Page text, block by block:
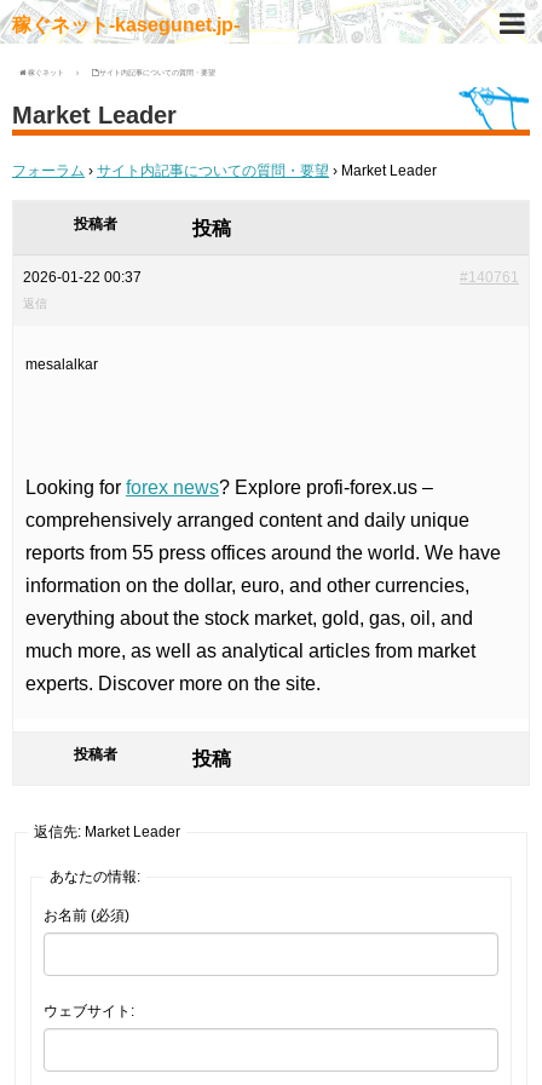
稼ぐネット-kasegunet.jp-
稼ぐネット サイト内記事についての質問・要望
Market Leader
フォーラム › サイト内記事についての質問・要望 › Market Leader
投稿者 投稿
2026-01-22 00:37 #140761
返信
mesalalkar
Looking for forex news? Explore profi-forex.us –
comprehensively arranged content and daily unique
reports from 55 press offices around the world. We have
information on the dollar, euro, and other currencies,
everything about the stock market, gold, gas, oil, and
much more, as well as analytical articles from market
experts. Discover more on the site.
投稿者 投稿
返信先: Market Leader
あなたの情報:
お名前 (必須)
ウェブサイト: